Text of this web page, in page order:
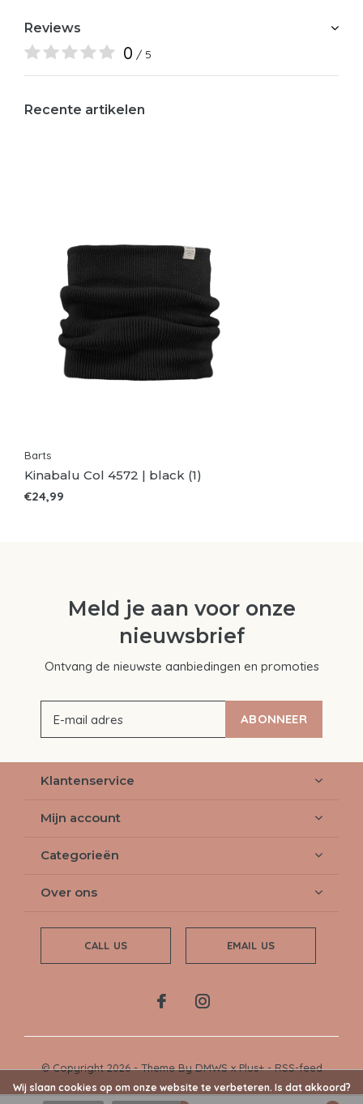
Reviews
0 / 5
Recente artikelen
Barts
Kinabalu Col 4572 | black (1)
€24,99
Meld je aan voor onze
nieuwsbrief
Ontvang de nieuwste aanbiedingen en promoties
ABONNEER
Klantenservice
Mijn account
Categorieën
Over ons
CALL US EMAIL US
© Copyright2026- Theme ByDMWSxPlus+-RSS-feed
Wij slaan cookies op om onze website te verbeteren. Is dat akkoord?